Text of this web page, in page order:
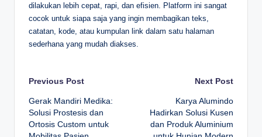
dilakukan lebih cepat, rapi, dan efisien. Platform ini sangat
cocok untuk siapa saja yang ingin membagikan teks,
catatan, kode, atau kumpulan link dalam satu halaman
sederhana yang mudah diakses.
Post
navigation
Previous Post
Gerak Mandiri Medika:
Solusi Prostesis dan
Ortosis Custom untuk
Next Post
Karya Alumindo
Hadirkan Solusi Kusen
dan Produk Aluminium